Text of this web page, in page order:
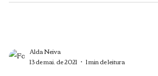
Alda Neiva
13 de mai. de 2021
1 min de leitura